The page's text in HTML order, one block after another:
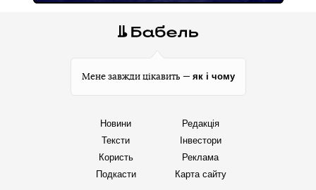
Мене завжди цікавить — як і чому
Новини
Тексти
Користь
Подкасти
Редакція
Інвестори
Реклама
Карта сайту